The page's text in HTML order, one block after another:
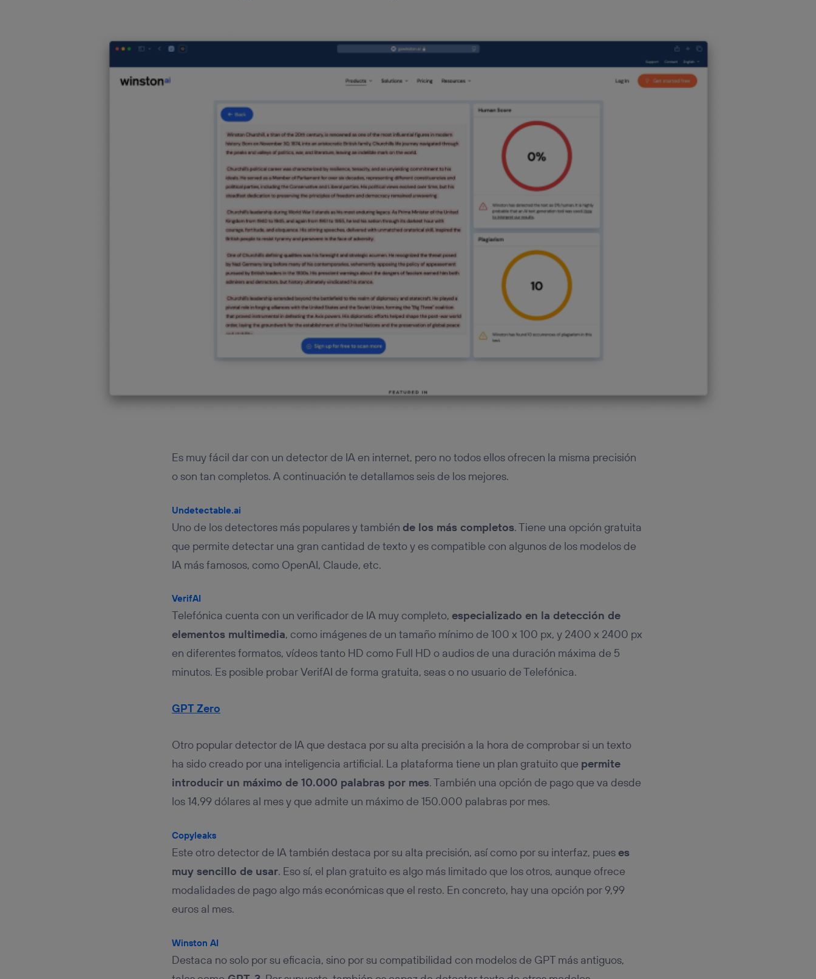
Es muy fácil dar con un detector de IA en internet, pero no todos ellos ofrecen la misma precisión
o son tan completos. A continuación te detallamos seis de los mejores.
Undetectable.ai
Uno de los detectores más populares y también de los más completos. Tiene una opción gratuita
que permite detectar una gran cantidad de texto y es compatible con algunos de los modelos de
IA más famosos, como OpenAI, Claude, etc.
VerifAI
Telefónica cuenta con un verificador de IA muy completo, especializado en la detección de
elementos multimedia, como imágenes de un tamaño mínimo de 100 x 100 px, y 2400 x 2400 px
en diferentes formatos, vídeos tanto HD como Full HD o audios de una duración máxima de 5
minutos. Es posible probar VerifAI de forma gratuita, seas o no usuario de Telefónica.
GPT Zero
Otro popular detector de IA que destaca por su alta precisión a la hora de comprobar si un texto
ha sido creado por una inteligencia artificial. La plataforma tiene un plan gratuito que permite
introducir un máximo de 10.000 palabras por mes. También una opción de pago que va desde
los 14,99 dólares al mes y que admite un máximo de 150.000 palabras por mes.
Copyleaks
Este otro detector de IA también destaca por su alta precisión, así como por su interfaz, pueses
muy sencillo de usar. Eso sí, el plan gratuito es algo más limitado que los otros, aunque ofrece
modalidades de pago algo más económicas que el resto. En concreto, hay una opción por 9,99
euros al mes.
Winston AI
Destaca no solo por su eficacia, sino por su compatibilidad con modelos de GPT más antiguos,